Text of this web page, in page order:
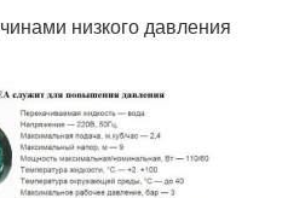
низкого давления